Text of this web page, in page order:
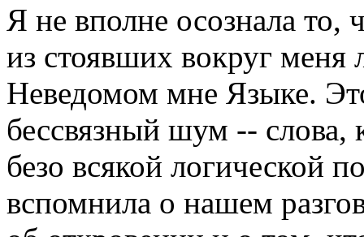
Я не вполне осознала
из стоявших вокруг меня
Неведомом мне Языке.
бессвязный шум --
безо всякой логической
вспомнила о нашем